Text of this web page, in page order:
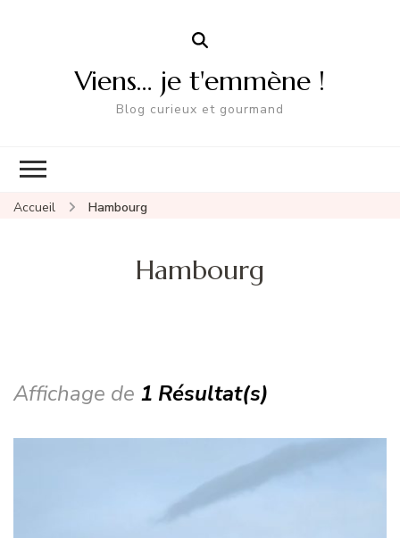
Viens… je t'emmène !
Blog curieux et gourmand
Accueil Hambourg
Hambourg
Affichage de 1 Résultat(s)